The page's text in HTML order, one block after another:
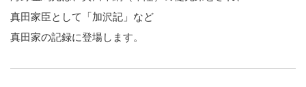
真田家臣として「加沢記」など
真田家の記録に登場します。